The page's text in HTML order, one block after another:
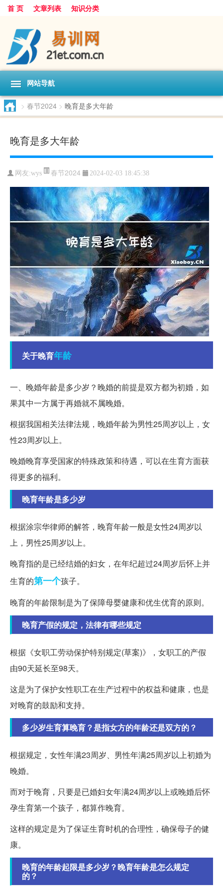
首 页 文章列表 知识分类
网站导航
> 春节2024 > 晚育是多大年龄
晚育是多大年龄
网友:wys 春节2024 2024-02-03 18:45:38
关于晚育年龄
一、晚婚年龄是多少岁？晚婚的前提是双方都为初婚，如
果其中一方属于再婚就不属晚婚。
根据我国相关法律法规，晚婚年龄为男性25周岁以上，女
性23周岁以上。
晚婚晚育享受国家的特殊政策和待遇，可以在生育方面获
得更多的福利。
晚育年龄是多少岁
根据涂宗华律师的解答，晚育年龄一般是女性24周岁以
上，男性25周岁以上。
晚育指的是已经结婚的妇女，在年纪超过24周岁后怀上并
生育的第一个孩子。
晚育的年龄限制是为了保障母婴健康和优生优育的原则。
晚育产假的规定，法律有哪些规定
根据《女职工劳动保护特别规定(草案)》，女职工的产假
由90天延长至98天。
这是为了保护女性职工在生产过程中的权益和健康，也是
对晚育的鼓励和支持。
多少岁生育算晚育？是指女方的年龄还是双方的？
根据规定，女性年满23周岁、男性年满25周岁以上初婚为
晚婚。
而对于晚育，只要是已婚妇女年满24周岁以上或晚婚后怀
孕生育第一个孩子，都算作晚育。
这样的规定是为了保证生育时机的合理性，确保母子的健
康。
晚育的年龄起限是多少岁？晚育年龄是怎么规定
的？